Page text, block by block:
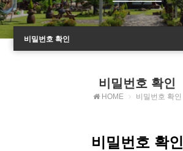
비밀번호 확인
비밀번호 확인
HOME 비밀번호 확인
비밀번호 확인